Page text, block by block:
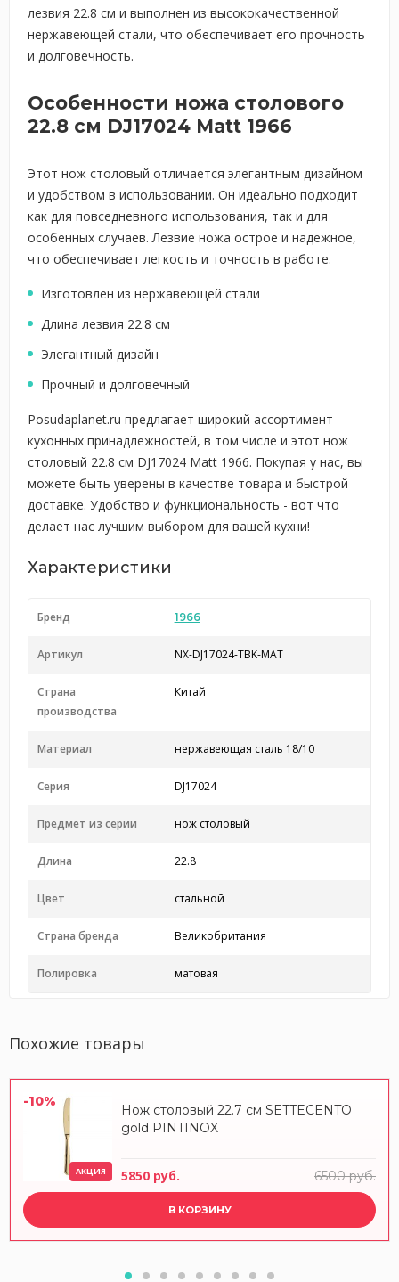
лезвия 22.8 см и выполнен из высококачественной
нержавеющей стали, что обеспечивает его прочность
и долговечность.
Особенности ножа столового
22.8 см DJ17024 Matt 1966
Этот нож столовый отличается элегантным дизайном
и удобством в использовании. Он идеально подходит
как для повседневного использования, так и для
особенных случаев. Лезвие ножа острое и надежное,
что обеспечивает легкость и точность в работе.
Изготовлен из нержавеющей стали
Длина лезвия 22.8 см
Элегантный дизайн
Прочный и долговечный
Posudaplanet.ru предлагает широкий ассортимент
кухонных принадлежностей, в том числе и этот нож
столовый 22.8 см DJ17024 Matt 1966. Покупая у нас, вы
можете быть уверены в качестве товара и быстрой
доставке. Удобство и функциональность - вот что
делает нас лучшим выбором для вашей кухни!
Характеристики
Бренд 1966
Артикул NX-DJ17024-TBK-MAT
Страна
производства
Китай
Материал нержавеющая сталь 18/10
Серия DJ17024
Предмет из серии нож столовый
Длина 22.8
Цвет стальной
Страна бренда Великобритания
Полировка матовая
Похожие товары
-10%
АКЦИЯ
Нож столовый 22.7 см SETTECENTO
gold PINTINOX
5850 руб. 6500 руб.
В КОРЗИНУ